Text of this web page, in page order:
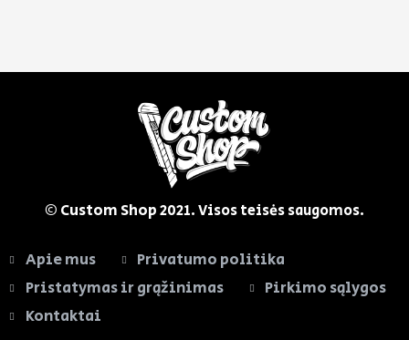
© Custom Shop2021. Visos teisės saugomos.
Apie mus
Privatumo politika
Pristatymas ir grąžinimas
Pirkimo sąlygos
Kontaktai